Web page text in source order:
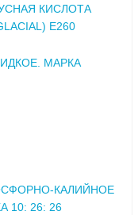
КИСЛОТА
E260
МАРКА
КАЛИЙНОЕ
10: 26: 26